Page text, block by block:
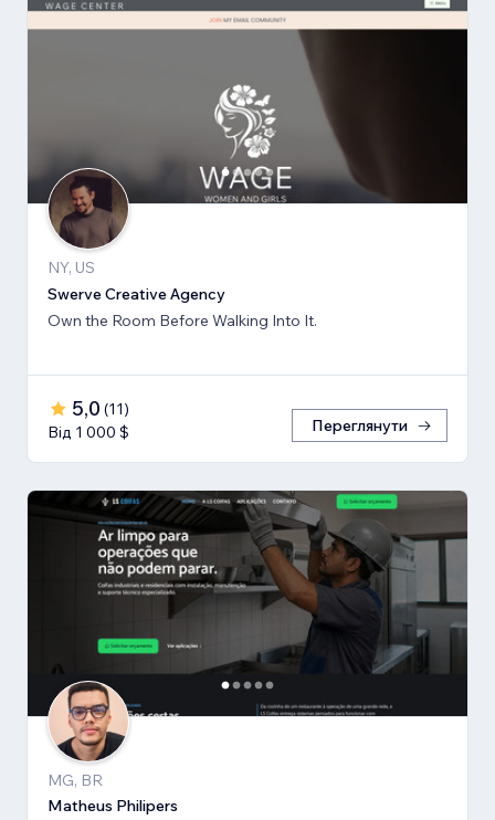
NY, US
Swerve Creative Agency
Own the Room Before Walking Into It.
5,0 (11)
Від 1 000 $
Переглянути
MG, BR
Matheus Philipers